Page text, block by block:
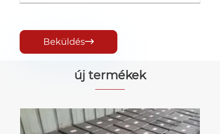
Beküldés
új termékek